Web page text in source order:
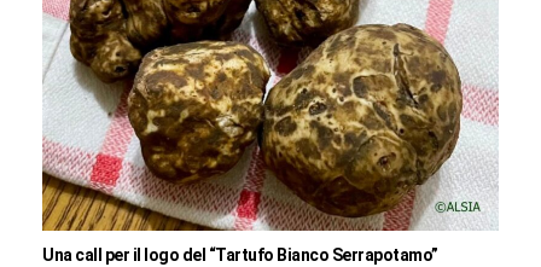
Una call per il logo del “Tartufo Bianco Serrapotamo”